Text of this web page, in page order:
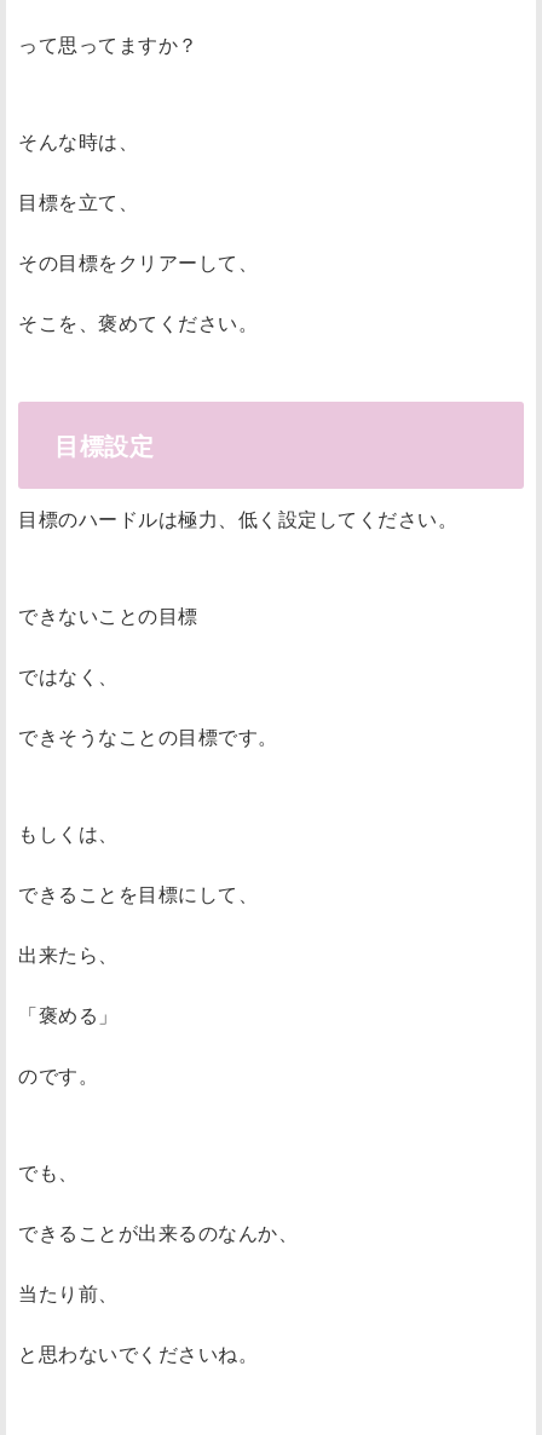
って思ってますか？
そんな時は、
目標を立て、
その目標をクリアーして、
そこを、褒めてください。
目標設定
目標のハードルは極力、低く設定してください。
できないことの目標
ではなく、
できそうなことの目標です。
もしくは、
できることを目標にして、
出来たら、
「褒める」
のです。
でも、
できることが出来るのなんか、
当たり前、
と思わないでくださいね。